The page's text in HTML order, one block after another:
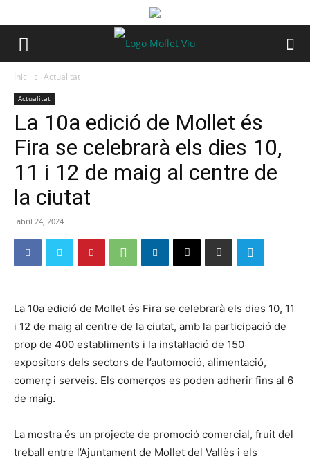
Inici Actualitat
Actualitat
La 10a edició de Mollet és
Fira se celebrarà els dies 10,
11 i 12 de maig al centre de
la ciutat
abril 24, 2024
La 10a edició de Mollet és Fira se celebrarà els dies 10, 11
i 12 de maig al centre de la ciutat, amb la participació de
prop de 400 establiments i la instal·lació de 150
expositors dels sectors de l’automoció, alimentació,
comerç i serveis. Els comerços es poden adherir fins al 6
de maig.
La mostra és un projecte de promoció comercial, fruit del
treball entre l’Ajuntament de Mollet del Vallès i els